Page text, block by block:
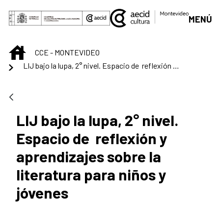
Saltar al contenido principal
MENÚ
INICIOCCE - MONTEVIDEO
LIJ bajo la lupa, 2° nivel. Espacio de reflexión y aprendizajes sobre la literatura para niños y jóvenes
LIJ bajo la lupa, 2° nivel.
Espacio de reflexión y
aprendizajes sobre la
literatura para niños y
jóvenes